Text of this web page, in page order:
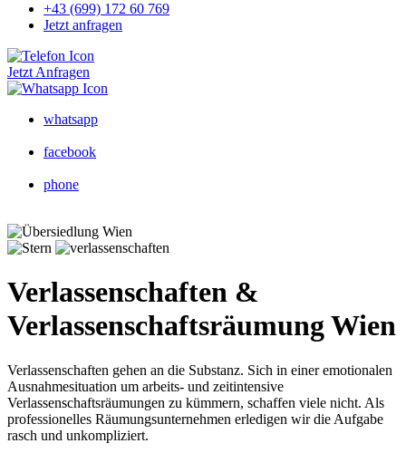
+43 (699) 172 60 769
Jetzt anfragen
Jetzt Anfragen
whatsapp
facebook
phone
Verlassenschaften &
Verlassenschaftsräumung Wien
Verlassenschaften gehen an die Substanz. Sich in einer emotionalen
Ausnahmesituation um arbeits- und zeitintensive
Verlassenschaftsräumungen zu kümmern, schaffen viele nicht. Als
professionelles Räumungsunternehmen erledigen wir die Aufgabe
rasch und unkompliziert.